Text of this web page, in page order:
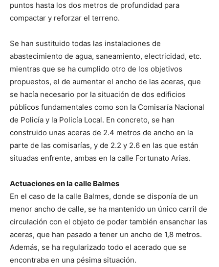
puntos hasta los dos metros de profundidad para
compactar y reforzar el terreno.
Se han sustituido todas las instalaciones de
abastecimiento de agua, saneamiento, electricidad, etc.
mientras que se ha cumplido otro de los objetivos
propuestos, el de aumentar el ancho de las aceras, que
se hacía necesario por la situación de dos edificios
públicos fundamentales como son la Comisaría Nacional
de Policía y la Policía Local. En concreto, se han
construido unas aceras de 2.4 metros de ancho en la
parte de las comisarías, y de 2.2 y 2.6 en las que están
situadas enfrente, ambas en la calle Fortunato Arias.
Actuaciones en la calle Balmes
En el caso de la calle Balmes, donde se disponía de un
menor ancho de calle, se ha mantenido un único carril de
circulación con el objeto de poder también ensanchar las
aceras, que han pasado a tener un ancho de 1,8 metros.
Además, se ha regularizado todo el acerado que se
encontraba en una pésima situación.